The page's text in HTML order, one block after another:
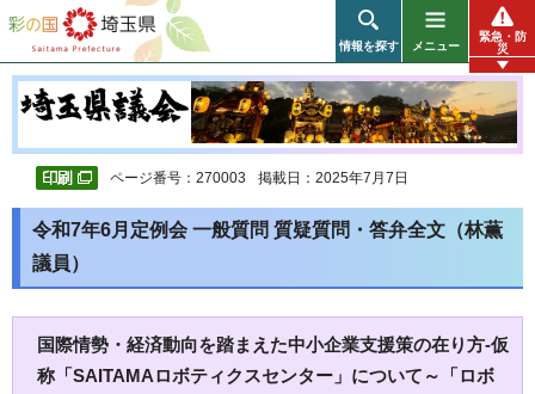
彩の国 埼玉県
情報を探す メニュー
緊急・防
災
ページ番号：270003 掲載日：2025年7月7日
令和7年6月定例会 一般質問 質疑質問・答弁全文（林薫
議員）
国際情勢・経済動向を踏まえた中小企業支援策の在り方-仮
称「SAITAMAロボティクスセンター」について～「ロボ